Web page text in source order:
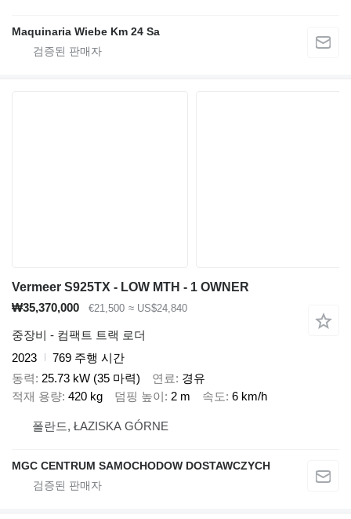
Maquinaria Wiebe Km 24 Sa
Vermeer S925TX - LOW MTH - 1 OWNER
₩35,370,000
€21,500 ≈ US$24,840
중장비 - 컴팩트 트랙 로더
2023
769 주행 시간
동력
25.73 kW (35 마력) 연료
경유
적재 용량 420 kg 덤핑 높이 2 m 속도 6 km/h
폴란드, ŁAZISKA GÓRNE
MGC CENTRUM SAMOCHODOW DOSTAWCZYCH